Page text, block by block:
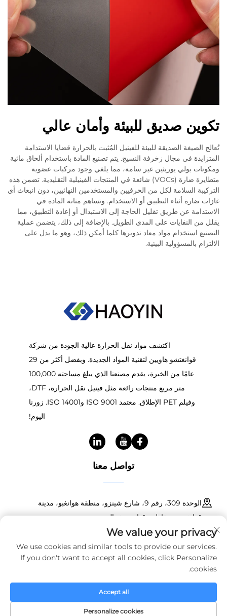
تكوين صديق للبيئة وأمان عالي
تُعالج الصيغة الصديقة للبيئة للفينيل المُثبت بالحرارة قضايا الاستدامة
المتزايدة في مجال زخرفة النسيج. يتم تصنيع المادة باستخدام ألحاق مائية
ومكونات بولي يوريثين غير سامة، مما يلغي وجود مركبات عضوية
متطايرة ضارة (VOCs) شائعة في المنتجات الفينيلية التقليدية. تضمن هذه
التركيبة السلامة لكل من الحرفيين والمستخدمين النهائيين، دون انبعاث أي
غازات ضارة أثناء التطبيق أو الاستخدام. وتساهم متانة المادة في
الاستدامة عن طريق تقليل الحاجة إلى الاستبدال أو إعادة التطبيق، مما
يقلل من النفايات على المدى الطويل. بالإضافة إلى ذلك، يتضمن عملية
التصنيع استخدام مواد معاد تدويرها كلما أمكن ذلك، وهو ما يدل على
الالتزام بالمسؤولية البيئية.
اكتشف مواد نقل الحرارة عالية الجودة من شركة
قوانغتشو هاويين لتقنية المواد الجديدة. وبفضل أكثر من 29
عامًا من الخبرة، يقدم مصنعنا الذي يبلغ مساحته 100,000
متر مربع منتجات رائعة مثل فينيل نقل الحرارة، DTF،
وفيلم PET الإطلاق. معتمد ISO 9001 وISO 14001. زورنا
اليوم!
تواصل معنا
الوحدة 309، رقم 9، شارع شينزو، منطقة هوانغبو، مدينة
قوانغتشو، مقاطعة قوانغدونغ، الصين
[email protected]
حقوق النسخ © 2025 شركة قوانغتشو هاويين للتقنيات المواد الجديدة
المحدودة. جميع الحقوق محفوظة.سياسة الخصوصية
We value your privacy
We use cookies and similar tools to provide our services.
If you don't want to accept all cookies, click Personalize
cookies.
Personalize cookies
Accept all